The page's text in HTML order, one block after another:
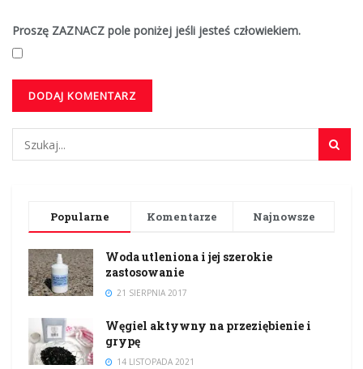
Proszę ZAZNACZ pole poniżej jeśli jesteś człowiekiem.
Popularne Komentarze Najnowsze
Woda utleniona i jej szerokie
zastosowanie
21 SIERPNIA 2017
Węgiel aktywny na przeziębienie i
grypę
14 LISTOPADA 2021